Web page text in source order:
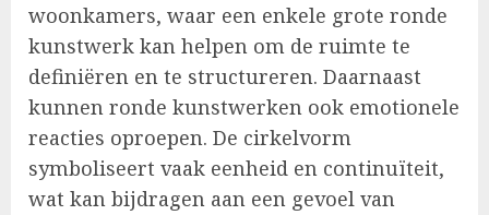
woonkamers, waar een enkele grote ronde
kunstwerk kan helpen om de ruimte te
definiëren en te structureren. Daarnaast
kunnen ronde kunstwerken ook emotionele
reacties oproepen. De cirkelvorm
symboliseert vaak eenheid en continuïteit,
wat kan bijdragen aan een gevoel van